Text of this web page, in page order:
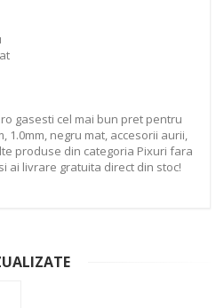
gasesti cel mai bun pret pentru
1.0mm, negru mat, accesorii aurii,
produse din categoria Pixuri fara
ai livrare gratuita direct din stoc!